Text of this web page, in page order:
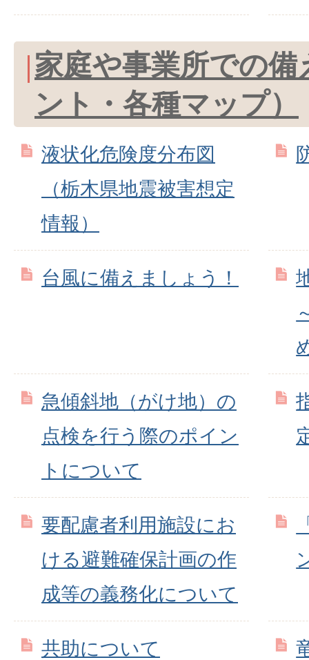
家庭や事業所での備
ント・各種マップ）
液状化危険度分布図
（栃木県地震被害想定
情報）
台風に備えましょう！
急傾斜地（がけ地）の
点検を行う際のポイン
トについて
要配慮者利用施設にお
ける避難確保計画の作
成等の義務化について
共助について